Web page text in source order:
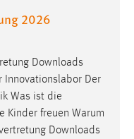
2026
Downloads
Innovationslabor Der
Was ist die
Kinder freuen Warum
Downloads